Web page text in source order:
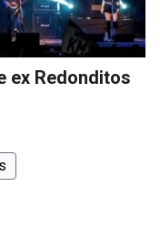
ex Redonditos